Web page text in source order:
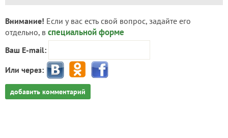
Внимание! Если у вас есть свой вопрос, задайте его
отдельно, в специальной форме
Ваш E-mail:
Или через:
добавить комментарий